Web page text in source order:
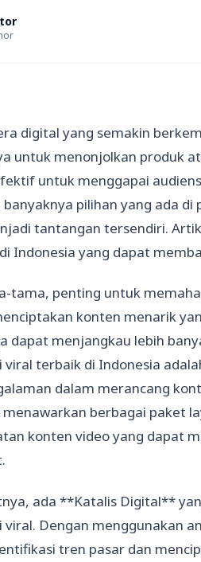
digital yang semakin
untuk menonjolkan produk
untuk menggapai
banyaknya pilihan yang ada
tantangan tersendiri.
Indonesia yang dapat
tama, penting untuk
konten menarik
dapat menjangkau lebih
viral terbaik di Indonesia
dalam merancang
berbagai paket
konten video yang dapat
ada **Katalis Digital**
viral. Dengan menggunakan
tren pasar dan